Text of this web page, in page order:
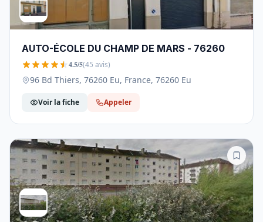
AUTO-ÉCOLE DU CHAMP DE MARS - 76260
4.5/5(45 avis)
96 Bd Thiers, 76260 Eu, France, 76260 Eu
Voir la fiche Appeler